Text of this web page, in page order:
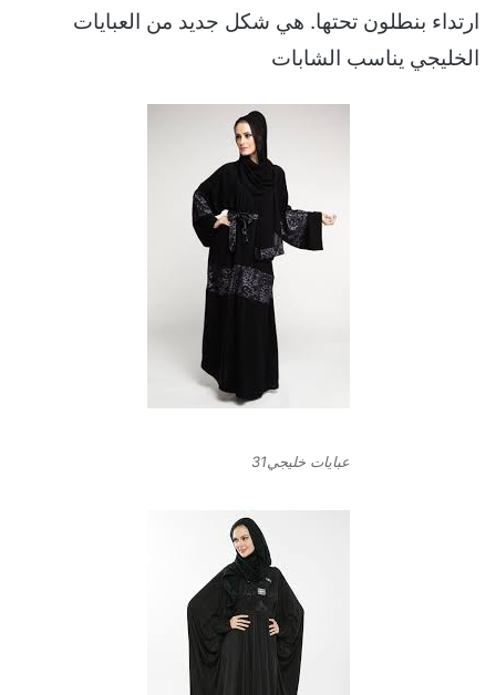
ارتداء بنطلون تحتها. هي شكل جديد من العبايات
الخليجي يناسب الشابات
عبايات خليجي31